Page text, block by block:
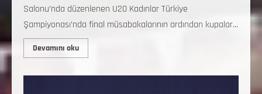
Salonu’nda düzenlenen U20 Kadınlar Türkiye
Şampiyonası’nda final müsabakalarının ardından kupalar...
Devamını oku